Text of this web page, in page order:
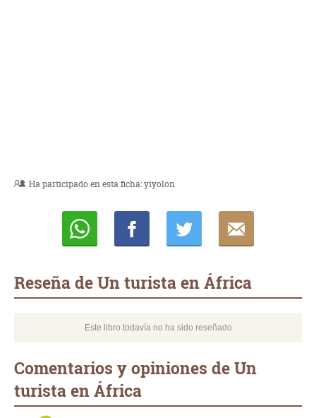
Ha participado en esta ficha:yiyolon
Reseña de Un turista en África
Este libro todavía no ha sido reseñado
Comentarios y opiniones de Un
turista en África